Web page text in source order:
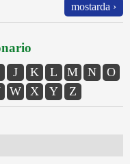
mostarda ›
J K L M N
O
W X Y Z